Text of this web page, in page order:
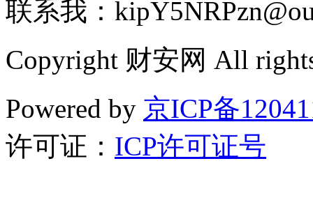
联系我：
Copyright 财安网 All
Powered by 京ICP备
许可证： ICP许可证号